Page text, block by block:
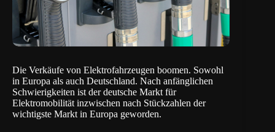
Die Verkäufe von Elektrofahrzeugen boomen. Sowohl
in Europa als auch Deutschland. Nach anfänglichen
Schwierigkeiten ist der deutsche Markt für
Elektromobilität inzwischen nach Stückzahlen der
wichtigste Markt in Europa geworden.